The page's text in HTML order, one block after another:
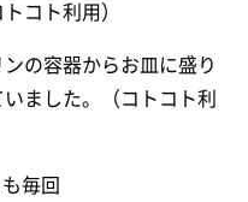
コト利用）
の容器からお皿に盛り
ました。（コトコト利
毎回